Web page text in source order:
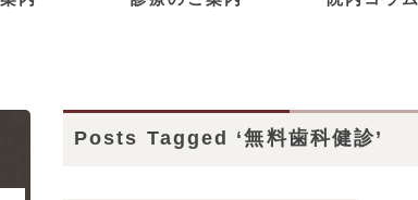
Posts Tagged ‘無料歯科健診’